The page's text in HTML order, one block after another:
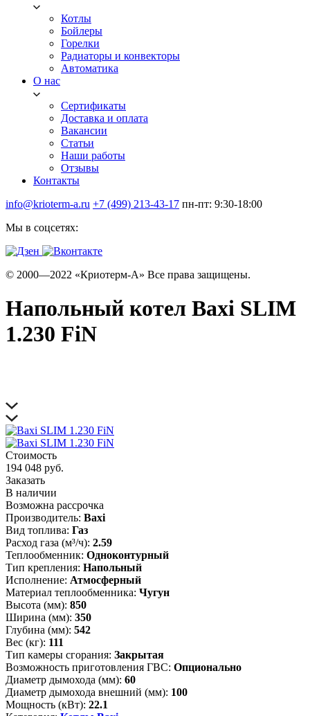
Котлы
Бойлеры
Горелки
Радиаторы и конвекторы
Автоматика
О нас
Сертификаты
Доставка и оплата
Вакансии
Статьи
Наши работы
Отзывы
Контакты
info@krioterm-a.ru +7 (499) 213-43-17 пн-пт: 9:30-18:00
Мы в соцсетях:
© 2000—2022 «Криотерм-А» Все права защищены.
Напольный котел Baxi SLIM
1.230 FiN
Стоимость
194 048 руб.
Заказать
В наличии
Возможна рассрочка
Производитель: Baxi
Вид топлива: Газ
Расход газа (м³/ч): 2.59
Теплообменник: Одноконтурный
Тип крепления: Напольный
Исполнение: Атмосферный
Материал теплообменника: Чугун
Высота (мм): 850
Ширина (мм): 350
Глубина (мм): 542
Вес (кг): 111
Тип камеры сгорания: Закрытая
Возможность приготовления ГВС: Опционально
Диаметр дымохода (мм): 60
Диаметр дымохода внешний (мм): 100
Мощность (кВт): 22.1